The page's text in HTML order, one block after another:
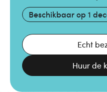
Beschikbaar op 1
Echt
Huur de